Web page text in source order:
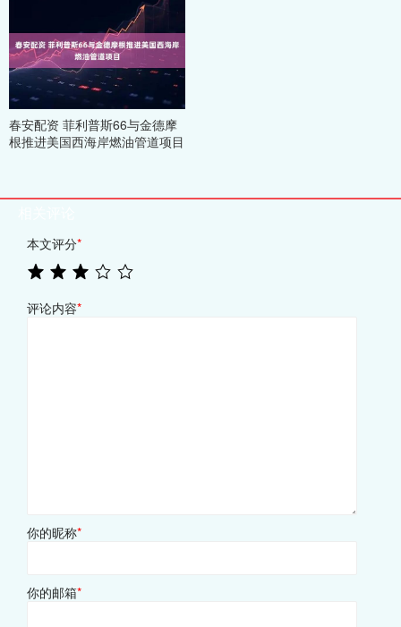
春安配资 菲利普斯66与金德摩
根推进美国西海岸燃油管道项目
本文评分*
评论内容*
你的昵称*
你的邮箱*